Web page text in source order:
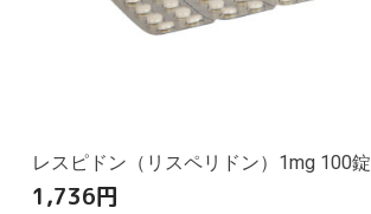
レスピドン（リスペリドン）1mg 100錠
1,736円